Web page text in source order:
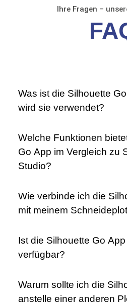
Ihre Fragen –
Was ist die Silhouette
wird sie verwendet?
Welche Funktionen
Go App im Vergleich zu
Studio?
Wie verbinde ich die
mit meinem
Ist die Silhouette Go
verfügbar?
Warum sollte ich die
anstelle einer anderen